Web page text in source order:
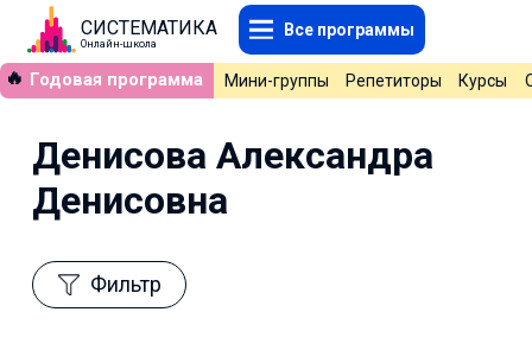
СИСТЕМАТИКА
Онлайн-школа
Все программы
🔥 Годовая программа Мини-группы Репетиторы Курсы
Денисова Александра
Денисовна
Фильтр